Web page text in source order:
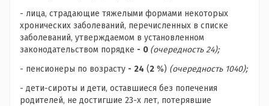
- лица, страдающие тяжелыми формами некоторых
хронических заболеваний, перечисленных в списке
заболеваний, утверждаемом в установленном
законодательством порядке - 0 (очередность 24);
- пенсионеры по возрасту - 24 (2 %) (очередность 1040);
- дети-сироты и дети, оставшиеся без попечения
родителей, не достигшие 23-х лет, потерявшие